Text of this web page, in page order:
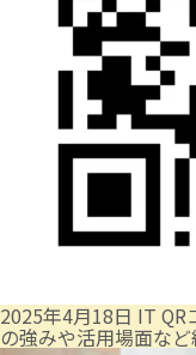
2025年4月18日 IT QR
の強みや活用場面など